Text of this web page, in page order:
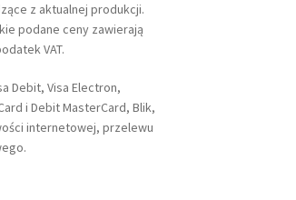
z aktualnej produkcji.
podane ceny zawierają
VAT.
Debit, Visa Electron,
i Debit MasterCard, Blik,
internetowej, przelewu